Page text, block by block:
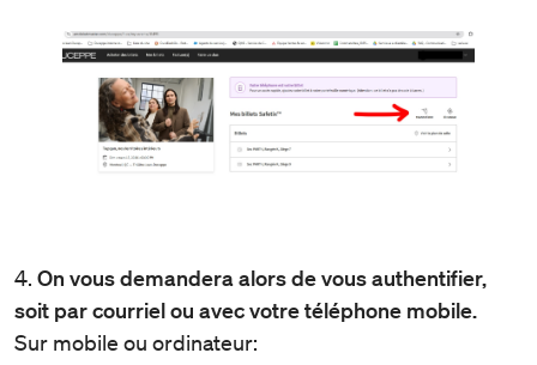
4. On vous demandera alors de vous authentifier,
soit par courriel ou avec votre téléphone mobile.
Sur mobile ou ordinateur: